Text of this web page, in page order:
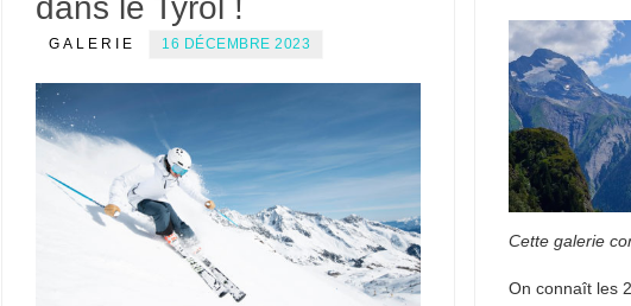
Cette galerie
On connaît les
dans le Tyrol !
GALERIE 16 DÉCEMBRE 2023